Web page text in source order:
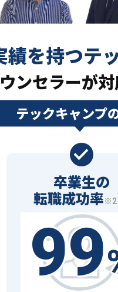
績を持つテ
ンセラーが
卒業生の
転職成功率
99